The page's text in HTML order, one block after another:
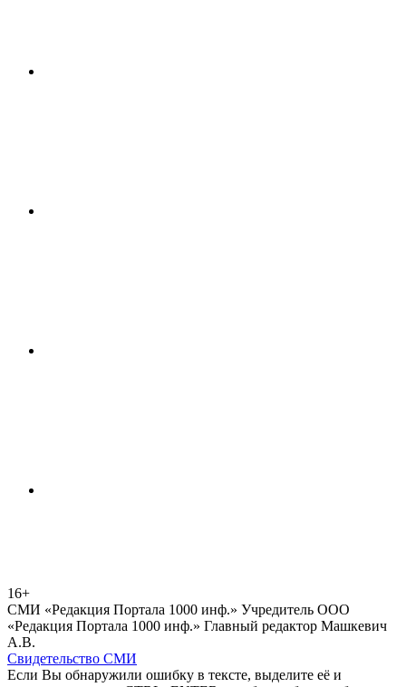
16+
СМИ «Редакция Портала 1000 инф.» Учредитель ООО
«Редакция Портала 1000 инф.» Главный редактор Машкевич
А.В.
Свидетельство СМИ
Если Вы обнаружили ошибку в тексте, выделите её и